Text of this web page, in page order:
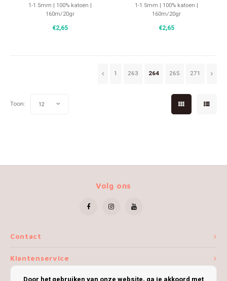
1-1.5mm | 100% katoen |
160m/20gr
€2,65
1-1.5mm | 100% katoen |
160m/20gr
€2,65
1 263 264 265 271
Toon: 12
Contact
Volg ons
Klantenservice